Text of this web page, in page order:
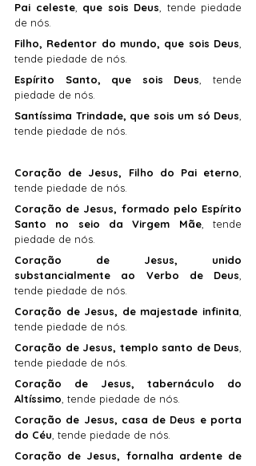
Pai celeste, que sois Deus , tende piedade
de nós.
Filho, Redentor do mundo, que sois Deus
tende piedade de nós.
Espírito Santo, que sois Deus , tende
piedade de nós.
Santíssima Trindade, que sois um só Deus
tende piedade de nós.
Coração de Jesus, Filho do Pai eterno
tende piedade de nós.
Coração de Jesus, formado pelo Espírito
Santo no seio da Virgem Mãe, tende
piedade de nós.
Coração de Jesus, unido
substancialmente ao Verbo de Deus
tende piedade de nós.
Coração de Jesus, de majestade infinita
tende piedade de nós.
Coração de Jesus, templo santo de Deus
tende piedade de nós.
Coração de Jesus, tabernáculo do
Altíssimo , tende piedade de nós.
Coração de Jesus, casa de Deus e porta
do Céu , tende piedade de nós.
Coração de Jesus, fornalha ardente de